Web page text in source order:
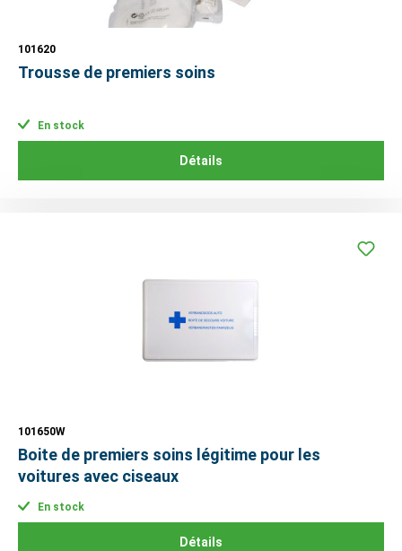
101620
Trousse de premiers soins
En stock
Détails
101650W
Boite de premiers soins légitime pour les
voitures avec ciseaux
En stock
Détails